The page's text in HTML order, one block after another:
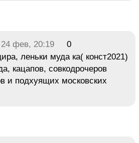
24 фев, 20:19
0
леньки муда ка( конст2021)
кацапов, совкодрочеров
и подхуящих московских